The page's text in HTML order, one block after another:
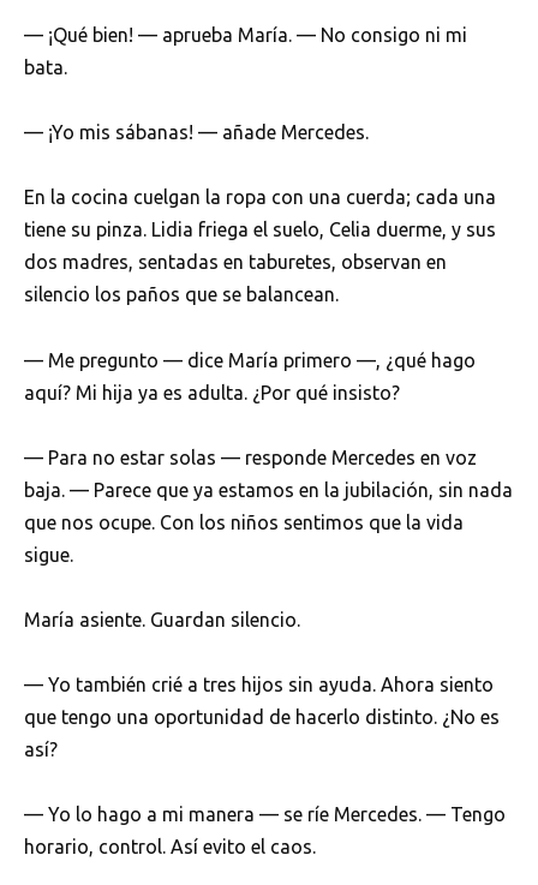
— ¡Qué bien! — aprueba María. — No consigo ni mi
bata.
— ¡Yo mis sábanas! — añade Mercedes.
En la cocina cuelgan la ropa con una cuerda; cada una
tiene su pinza. Lidia friega el suelo, Celia duerme, y sus
dos madres, sentadas en taburetes, observan en
silencio los paños que se balancean.
— Me pregunto — dice María primero —, ¿qué hago
aquí? Mi hija ya es adulta. ¿Por qué insisto?
— Para no estar solas — responde Mercedes en voz
baja. — Parece que ya estamos en la jubilación, sin nada
que nos ocupe. Con los niños sentimos que la vida
sigue.
María asiente. Guardan silencio.
— Yo también crié a tres hijos sin ayuda. Ahora siento
que tengo una oportunidad de hacerlo distinto. ¿No es
así?
— Yo lo hago a mi manera — se ríe Mercedes. — Tengo
horario, control. Así evito el caos.